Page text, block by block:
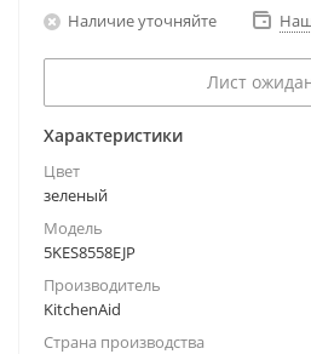
Наличие уточняйте
Лист
Характеристики
Цвет
зеленый
Модель
5KES8558EJP
Производитель
KitchenAid
Страна производства